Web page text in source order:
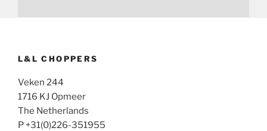
L&L CHOPPERS
Veken 244
1716 KJ Opmeer
The Netherlands
P +31(0)226-351955